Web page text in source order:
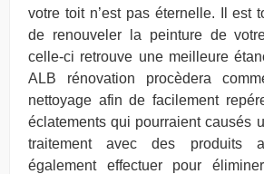
votre toit n’est pas éternelle. Il est
de renouveler la peinture de
celle-ci retrouve une meilleure
ALB rénovation procèdera
nettoyage afin de facilement
éclatements qui pourraient causés
traitement avec des produits
également effectuer pour